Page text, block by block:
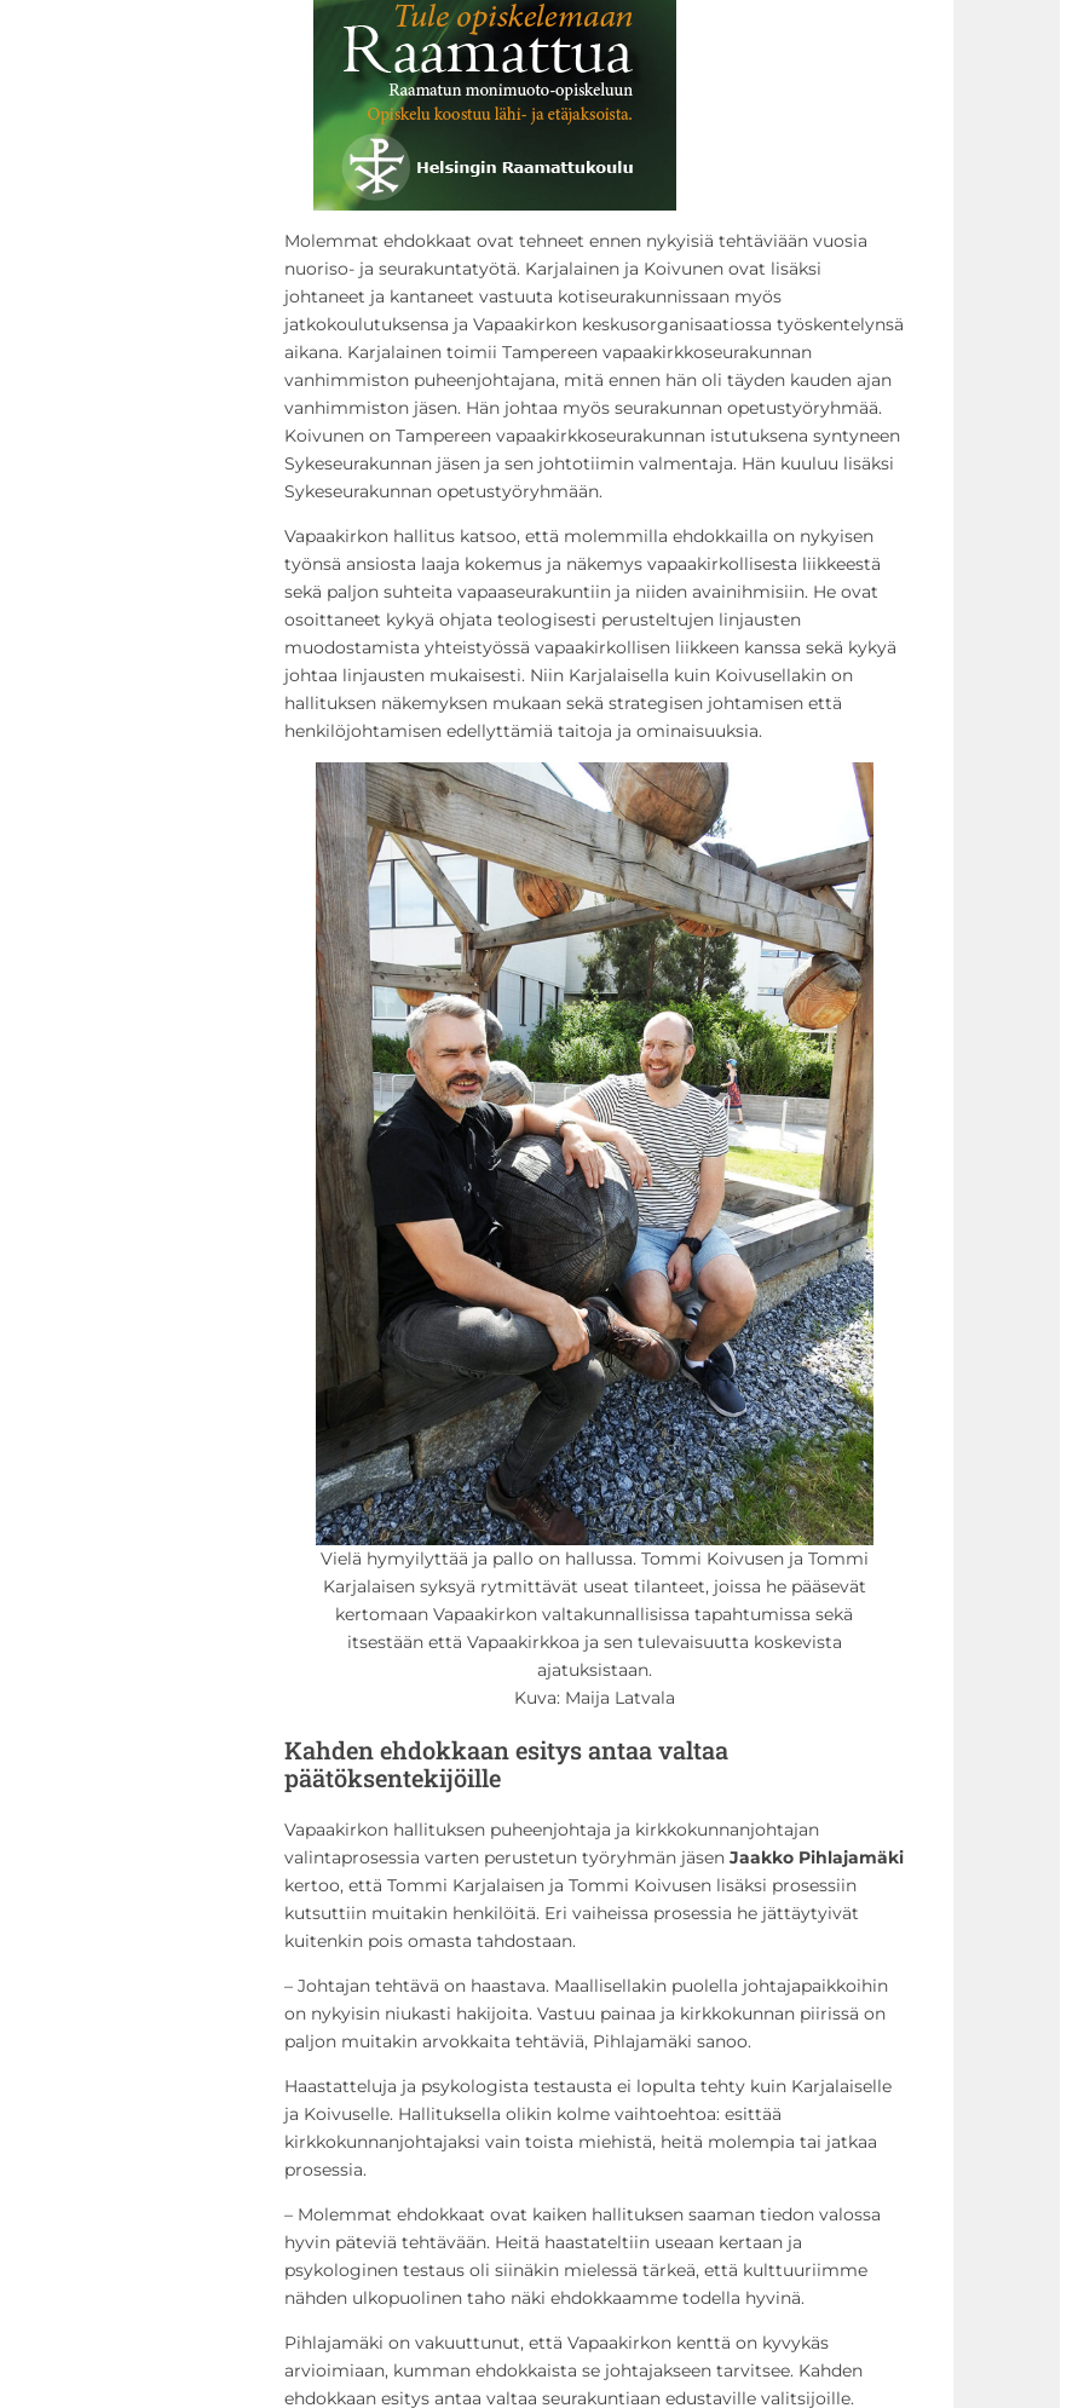
Molemmat ehdokkaat ovat tehneet ennen nykyisiä tehtäviään vuosia
nuoriso- ja seurakuntatyötä. Karjalainen ja Koivunen ovat lisäksi
johtaneet ja kantaneet vastuuta kotiseurakunnissaan myös
jatkokoulutuksensa ja Vapaakirkon keskusorganisaatiossa työskentelynsä
aikana. Karjalainen toimii Tampereen vapaakirkkoseurakunnan
vanhimmiston puheenjohtajana, mitä ennen hän oli täyden kauden ajan
vanhimmiston jäsen. Hän johtaa myös seurakunnan opetustyöryhmää.
Koivunen on Tampereen vapaakirkkoseurakunnan istutuksena syntyneen
Sykeseurakunnan jäsen ja sen johtotiimin valmentaja. Hän kuuluu lisäksi
Sykeseurakunnan opetustyöryhmään.
Vapaakirkon hallitus katsoo, että molemmilla ehdokkailla on nykyisen
työnsä ansiosta laaja kokemus ja näkemys vapaakirkollisesta liikkeestä
sekä paljon suhteita vapaaseurakuntiin ja niiden avainihmisiin. He ovat
osoittaneet kykyä ohjata teologisesti perusteltujen linjausten
muodostamista yhteistyössä vapaakirkollisen liikkeen kanssa sekä kykyä
johtaa linjausten mukaisesti. Niin Karjalaisella kuin Koivusellakin on
hallituksen näkemyksen mukaan sekä strategisen johtamisen että
henkilöjohtamisen edellyttämiä taitoja ja ominaisuuksia.
Vielä hymyilyttää ja pallo on hallussa. Tommi Koivusen ja Tommi
Karjalaisen syksyä rytmittävät useat tilanteet, joissa he pääsevät
kertomaan Vapaakirkon valtakunnallisissa tapahtumissa sekä
itsestään että Vapaakirkkoa ja sen tulevaisuutta koskevista
ajatuksistaan.
Kuva: Maija Latvala
Kahden ehdokkaan esitys antaa valtaa
päätöksentekijöille
Vapaakirkon hallituksen puheenjohtaja ja kirkkokunnanjohtajan
valintaprosessia varten perustetun työryhmän jäsen Jaakko Pihlajamäki
kertoo, että Tommi Karjalaisen ja Tommi Koivusen lisäksi prosessiin
kutsuttiin muitakin henkilöitä. Eri vaiheissa prosessia he jättäytyivät
kuitenkin pois omasta tahdostaan.
– Johtajan tehtävä on haastava. Maallisellakin puolella johtajapaikkoihin
on nykyisin niukasti hakijoita. Vastuu painaa ja kirkkokunnan piirissä on
paljon muitakin arvokkaita tehtäviä, Pihlajamäki sanoo.
Haastatteluja ja psykologista testausta ei lopulta tehty kuin Karjalaiselle
ja Koivuselle. Hallituksella olikin kolme vaihtoehtoa: esittää
kirkkokunnanjohtajaksi vain toista miehistä, heitä molempia tai jatkaa
prosessia.
– Molemmat ehdokkaat ovat kaiken hallituksen saaman tiedon valossa
hyvin päteviä tehtävään. Heitä haastateltiin useaan kertaan ja
psykologinen testaus oli siinäkin mielessä tärkeä, että kulttuuriimme
nähden ulkopuolinen taho näki ehdokkaamme todella hyvinä.
Pihlajamäki on vakuuttunut, että Vapaakirkon kenttä on kyvykäs
arvioimiaan, kumman ehdokkaista se johtajakseen tarvitsee. Kahden
ehdokkaan esitys antaa valtaa seurakuntiaan edustaville valitsijoille.